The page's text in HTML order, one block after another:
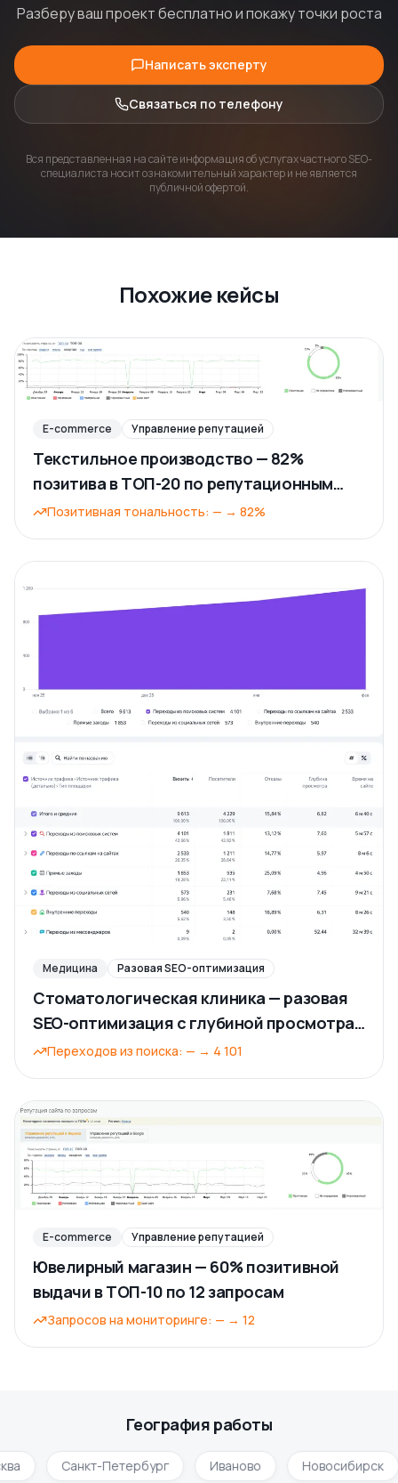
Разберу ваш проект бесплатно и покажу точки роста
Написать эксперту
Связаться по телефону
Вся представленная на сайте информация об услугах частного SEO-
специалиста носит ознакомительный характер и не является
публичной офертой.
Похожие кейсы
E-commerce Управление репутацией
Текстильное производство — 82%
позитива в ТОП-20 по репутационным
запросам
Позитивная тональность: — → 82%
Медицина Разовая SEO-оптимизация
Стоматологическая клиника — разовая
SEO-оптимизация с глубиной просмотра
7,6Переходов из поиска: — → 4 101
E-commerce Управление репутацией
Ювелирный магазин — 60% позитивной
выдачи в ТОП-10 по 12 запросам
Запросов на мониторинге: — → 12
География работы
Санкт-Петербург Иваново Новосибирск